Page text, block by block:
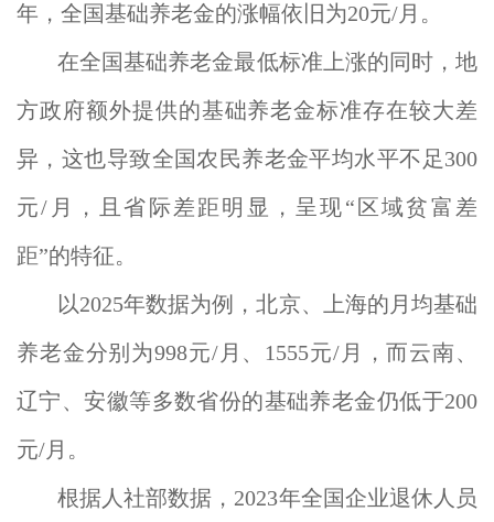
年，全国基础养老金的涨幅依旧为20元/月。
在全国基础养老金最低标准上涨的同时，地
方政府额外提供的基础养老金标准存在较大差
异，这也导致全国农民养老金平均水平不足300
元/月，且省际差距明显，呈现“区域贫富差
距”的特征。
以2025年数据为例，北京、上海的月均基础
养老金分别为998元/月、1555元/月，而云南、
辽宁、安徽等多数省份的基础养老金仍低于200
元/月。
根据人社部数据，2023年全国企业退休人员